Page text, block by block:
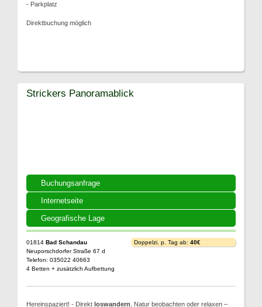
- Parkplatz
Direktbuchung möglich
Buchungsanfrage
Internetseite
Geografische Lage
Strickers Panoramablick
01814 Bad Schandau
Neuporschdorfer Straße 67 d
Telefon: 035022 40663
4 Betten + zusätzlich Aufbettung
Doppelzi. p. Tag ab: 40€
Hereinspaziert! - Direkt loswandern , Natur beobachten oder relaxen –